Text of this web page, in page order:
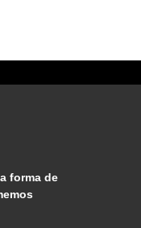
forma de